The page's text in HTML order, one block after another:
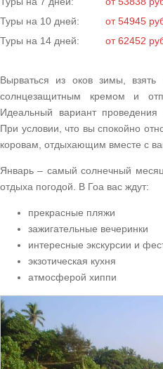
Туры на 10 дней:
от 54945
Туры на 14 дней:
от 62452
Вырваться из оков зимы,
солнцезащитным кремом и
Идеальный вариант
При условии, что вы спокойно
коровам, отдыхающим вместе с
Январь – самый солнечный
отдыха погодой. В Гоа вас ждут:
прекрасные пляжи
зажигательные вечеринки
интересные экскурсии и
экзотическая кухня
атмосферой хиппи